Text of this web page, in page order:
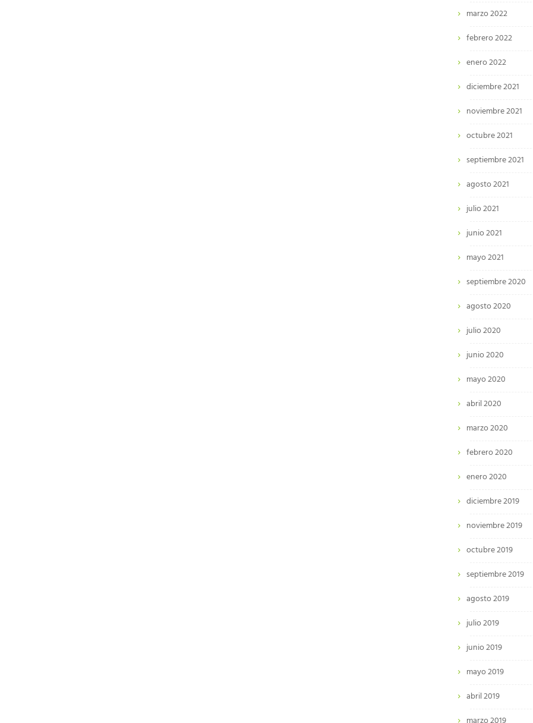
marzo 2022
febrero 2022
enero 2022
diciembre 2021
noviembre 2021
octubre 2021
septiembre 2021
agosto 2021
julio 2021
junio 2021
mayo 2021
septiembre 2020
agosto 2020
julio 2020
junio 2020
mayo 2020
abril 2020
marzo 2020
febrero 2020
enero 2020
diciembre 2019
noviembre 2019
octubre 2019
septiembre 2019
agosto 2019
julio 2019
junio 2019
mayo 2019
abril 2019